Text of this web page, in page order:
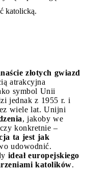
katolicką.
złotych gwiazd
atrakcyjna
symbol Unii
jednak z 1955 r. i
wiele lat. Unijni
, jakoby we
konkretnie –
ta jest jak
udowodnić.
ideał europejskiego
katolików.